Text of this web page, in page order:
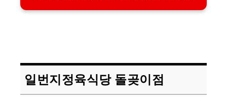
일번지정육식당 돌곶이점